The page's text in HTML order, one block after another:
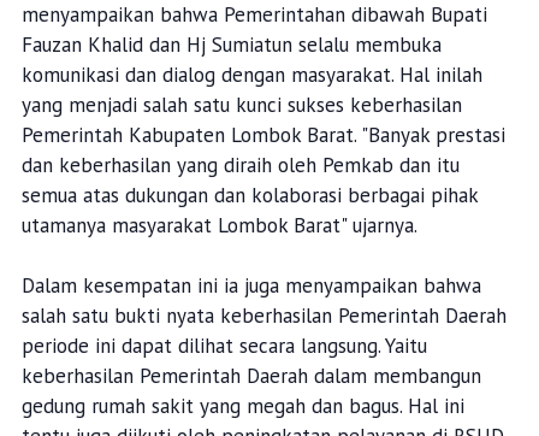
menyampaikan bahwa Pemerintahan dibawah Bupati
Fauzan Khalid dan Hj Sumiatun selalu membuka
komunikasi dan dialog dengan masyarakat. Hal inilah
yang menjadi salah satu kunci sukses keberhasilan
Pemerintah Kabupaten Lombok Barat. "Banyak prestasi
dan keberhasilan yang diraih oleh Pemkab dan itu
semua atas dukungan dan kolaborasi berbagai pihak
utamanya masyarakat Lombok Barat" ujarnya.
Dalam kesempatan ini ia juga menyampaikan bahwa
salah satu bukti nyata keberhasilan Pemerintah Daerah
periode ini dapat dilihat secara langsung. Yaitu
keberhasilan Pemerintah Daerah dalam membangun
gedung rumah sakit yang megah dan bagus. Hal ini